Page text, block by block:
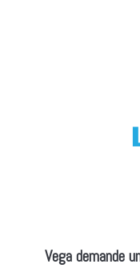
Vega demande